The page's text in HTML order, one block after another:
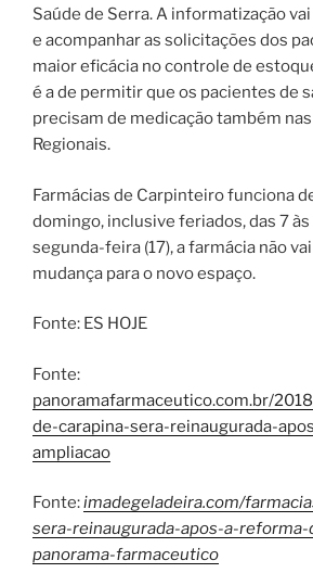
Saúde de Serra. A informatização
e acompanhar as solicitações dos
maior eficácia no controle de
é a de permitir que os pacientes de
precisam de medicação também
Regionais.
Farmácias de Carpinteiro funciona
domingo, inclusive feriados, das 7 às
segunda-feira (17), a farmácia não
mudança para o novo espaço.
Fonte: ES HOJE
Fonte:
panoramafarmaceutico.com.br/
de-carapina-sera-reinaugurada-
ampliacao
Fonte:imadegeladeira.com/
sera-reinaugurada-apos-a-reforma-
panorama-farmaceutico